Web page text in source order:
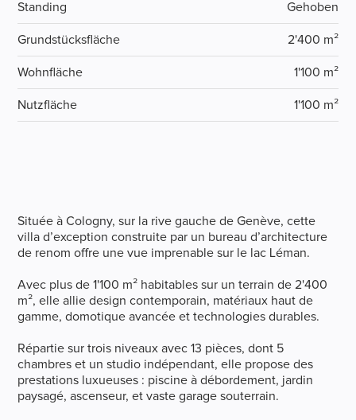
Située à Cologny, sur la rive gauche de Genève, cette
villa d’exception construite par un bureau d’architecture
de renom offre une vue imprenable sur le lac Léman.
Avec plus de 1'100 m² habitables sur un terrain de 2'400
m², elle allie design contemporain, matériaux haut de
gamme, domotique avancée et technologies durables.
Répartie sur trois niveaux avec 13 pièces, dont 5
chambres et un studio indépendant, elle propose des
prestations luxueuses : piscine à débordement, jardin
paysagé, ascenseur, et vaste garage souterrain.
Standing Gehoben
Grundstücksfläche 2'400 m²
Wohnfläche 1'100 m²
Nutzfläche 1'100 m²